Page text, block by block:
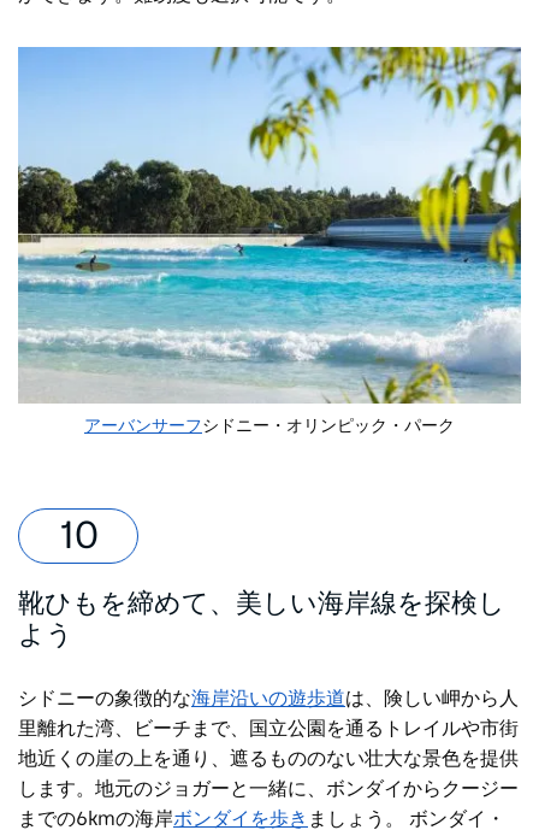
アーバンサーフシドニー・オリンピック・パーク
靴ひもを締めて、美しい海岸線を探検し
よう
シドニーの象徴的な海岸沿いの遊歩道は、険しい岬から人
里離れた湾、ビーチまで、国立公園を通るトレイルや市街
地近くの崖の上を通り、遮るもののない壮大な景色を提供
します。地元のジョガーと一緒に、ボンダイからクージー
までの6kmの海岸ボンダイを歩き ましょう。 ボンダイ・